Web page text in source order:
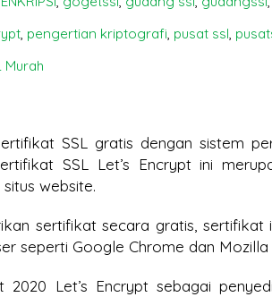
, pengertian kriptografi, pusat ssl,
Murah
SSL gratis dengan sistem
SSL Let’s Encrypt ini
website.
sertifikat secara gratis, sertifikat
seperti Google Chrome dan Mozilla
Let’s Encrypt sebagai
Tembus Halaman Pertama
Google di 2026? Sertifikat SSL
SSL Murah untuk Situs Anda